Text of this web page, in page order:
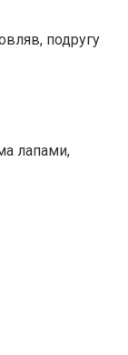
подругу
лапами,